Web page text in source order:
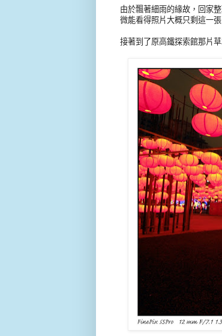
由於飄著細雨的緣故，回家
微能看得照片大概只剩這一張
接著到了原高鐵探索館那片